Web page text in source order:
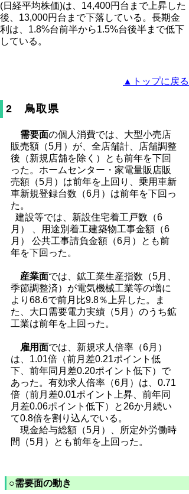
(日経平均株価)は、14,400円台まで上昇した
後、13,000円台まで下落している。長期金
利は、1.8%台前半から1.5%台後半まで低下
している。
▲トップに戻る
2 鳥取県
需要面の個人消費では、大型小売店
販売額（5月）が、全店舗計、店舗調整
後（新規店舗を除く）とも前年を下回
った。ホームセンター・家電量販店販
売額（5月）は前年を上回り、乗用車新
車新規登録台数（6月）は前年を下回っ
た。
建設等では、新設住宅着工戸数（6
月） 、用途別着工建築物工事金額（6
月） 公共工事請負金額（6月）とも前
年を下回った。
産業面では、鉱工業生産指数（5月、
季節調整済）が電気機械工業等の増に
より68.6で前月比9.8％上昇した。ま
た、大口需要電力実績（5月）のうち鉱
工業は前年を上回った。
雇用面では、新規求人倍率（6月）
は、1.01倍（前月差0.21ポイント低
下、前年同月差0.20ポイント低下）で
あった。有効求人倍率（6月）は、0.71
倍（前月差0.01ポイント上昇、前年同
月差0.06ポイント低下）と26か月続い
て0.8倍を割り込んでいる。
現金給与総額（5月）、所定外労働時
間（5月）とも前年を上回った。
○需要面の動き